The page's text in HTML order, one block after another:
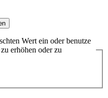
Wert ein oder benutze
erhöhen oder zu